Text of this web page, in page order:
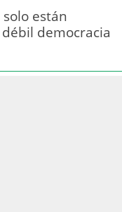
están
democracia